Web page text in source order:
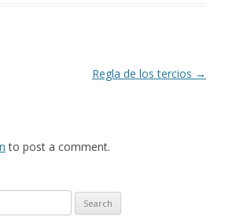
Regla de los tercios →
to post a comment.